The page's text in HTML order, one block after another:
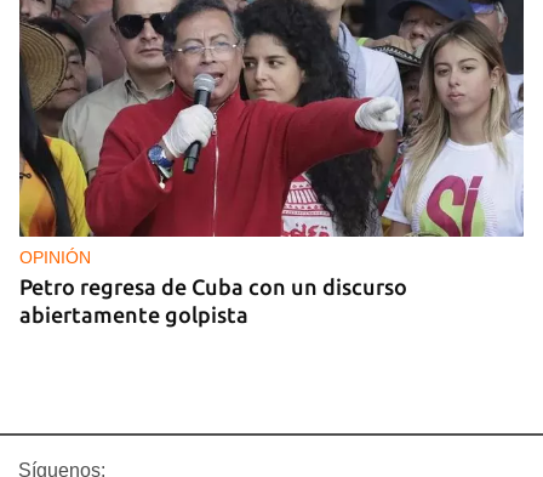
OPINIÓN
Petro regresa de Cuba con un discurso
abiertamente golpista
Síguenos: